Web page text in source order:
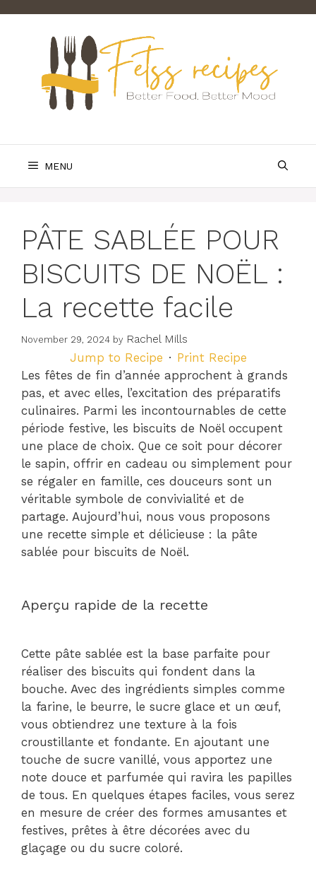
MENU
PÂTE SABLÉE POUR
BISCUITS DE NOËL :
La recette facile
November 29, 2024 by Rachel Mills
Jump to Recipe · Print Recipe
Les fêtes de fin d’année approchent à grands
pas, et avec elles, l’excitation des préparatifs
culinaires. Parmi les incontournables de cette
période festive, les biscuits de Noël occupent
une place de choix. Que ce soit pour décorer
le sapin, offrir en cadeau ou simplement pour
se régaler en famille, ces douceurs sont un
véritable symbole de convivialité et de
partage. Aujourd’hui, nous vous proposons
une recette simple et délicieuse : la pâte
sablée pour biscuits de Noël.
Aperçu rapide de la recette
Cette pâte sablée est la base parfaite pour
réaliser des biscuits qui fondent dans la
bouche. Avec des ingrédients simples comme
la farine, le beurre, le sucre glace et un œuf,
vous obtiendrez une texture à la fois
croustillante et fondante. En ajoutant une
touche de sucre vanillé, vous apportez une
note douce et parfumée qui ravira les papilles
de tous. En quelques étapes faciles, vous serez
en mesure de créer des formes amusantes et
festives, prêtes à être décorées avec du
glaçage ou du sucre coloré.